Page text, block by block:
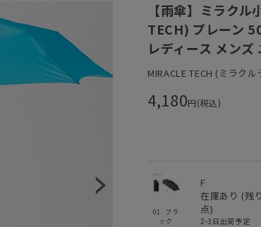
【雨傘】ミラク
TECH) プレーン
レディース メンズ
MIRACLE TECH (ミラクル
4,180円(税込)
01. ブラ
ック
F
在庫あり (残り
点)
2-3日出荷予定